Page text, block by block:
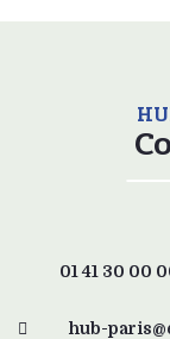
01 41 30 00
hub-